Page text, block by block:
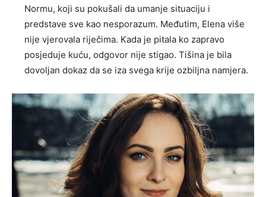
Normu, koji su pokušali da umanje situaciju i
predstave sve kao nesporazum. Međutim, Elena više
nije vjerovala riječima. Kada je pitala ko zapravo
posjeduje kuću, odgovor nije stigao. Tišina je bila
dovoljan dokaz da se iza svega krije ozbiljna namjera.